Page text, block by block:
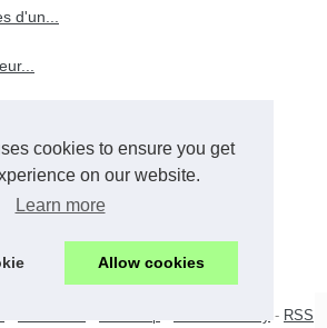
cookies to ensure you get
on our website.
Learn more
Allow cookies
d'un...
- RSS